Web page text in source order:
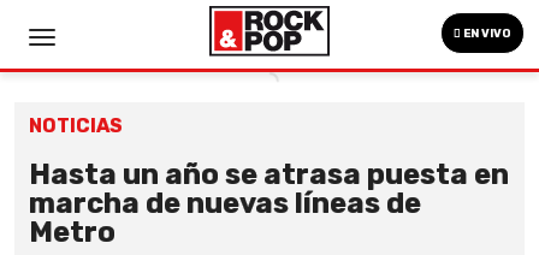
EN VIVO
NOTICIAS
Hasta un año se atrasa puesta en
marcha de nuevas líneas de
Metro